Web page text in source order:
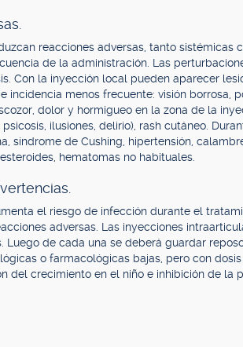
reacciones adversas, tanto sistémicas
de la administración. Las
Con la inyección local pueden aparecer
incidencia menos frecuente: visión borrosa,
dolor y hormigueo en la zona de la
ilusiones, delirio), rash cutáneo.
síndrome de Cushing, hipertensión,
hematomas no habituales.
el riesgo de infección durante el
adversas. Las inyecciones
Luego de cada una se deberá guardar
o farmacológicas bajas, pero con
del crecimiento en el niño e inhibición de la